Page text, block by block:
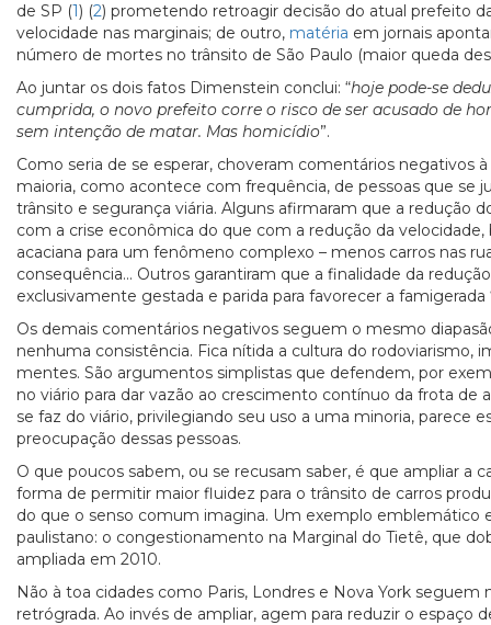
de SP (1) (2) prometendo retroagir decisão do atual prefeito
velocidade nas marginais; de outro, matéria em jornais
número de mortes no trânsito de São Paulo (maior queda
Ao juntar os dois fatos Dimenstein conclui: “hoje pode-se
cumprida, o novo prefeito corre o risco de ser acusado de
sem intenção de matar. Mas homicídio”.
Como seria de se esperar, choveram comentários negativos
maioria, como acontece com frequência, de pessoas que se
trânsito e segurança viária. Alguns afirmaram que a redução
com a crise econômica do que com a redução da
acaciana para um fenômeno complexo – menos carros nas
consequência... Outros garantiram que a finalidade da
exclusivamente gestada e parida para favorecer a famigerada
Os demais comentários negativos seguem o mesmo
nenhuma consistência. Fica nítida a cultura do rodoviarismo,
mentes. São argumentos simplistas que defendem, por
no viário para dar vazão ao crescimento contínuo da frota de
se faz do viário, privilegiando seu uso a uma minoria, parece
preocupação dessas pessoas.
O que poucos sabem, ou se recusam saber, é que ampliar a
forma de permitir maior fluidez para o trânsito de carros
do que o senso comum imagina. Um exemplo emblemático
paulistano: o congestionamento na Marginal do Tietê, que
ampliada em 2010.
Não à toa cidades como Paris, Londres e Nova York seguem
retrógrada. Ao invés de ampliar, agem para reduzir o espaço